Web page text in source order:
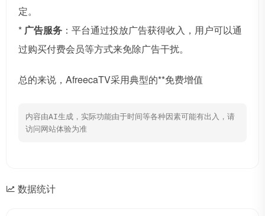
定。
* 广告服务 ：平台通过投放广告获得收入，用户可以通
过购买付费会员等方式来免除广告干扰。
总的来说，AfreecaTV采用典型的**免费增值
内容由AI生成，实际功能由于时间等各种因素可能有出入，请
访问网站体验为准
数据统计